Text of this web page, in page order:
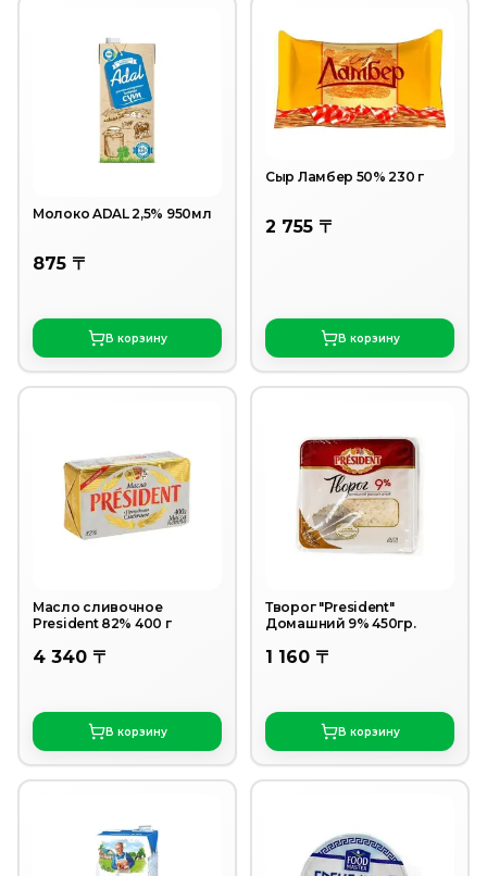
Молоко ADAL 2,5% 950мл
875 〒
В корзину
Сыр Ламбер 50% 230 г
2 755 〒
В корзину
Масло сливочное
President 82% 400 г
4 340 〒
В корзину
Творог "President"
Домашний 9% 450гр.
1 160 〒
В корзину